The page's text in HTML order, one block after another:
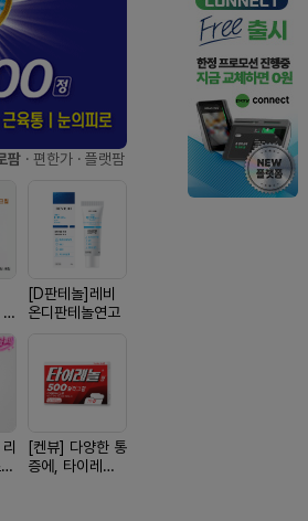
팜 · 편한가 · 플랫팜
[D판테놀]레비
온디판테놀연고
[켄뷰] 다양한 통
증에, 타이레놀